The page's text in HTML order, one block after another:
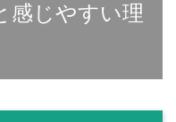
感じやすい理